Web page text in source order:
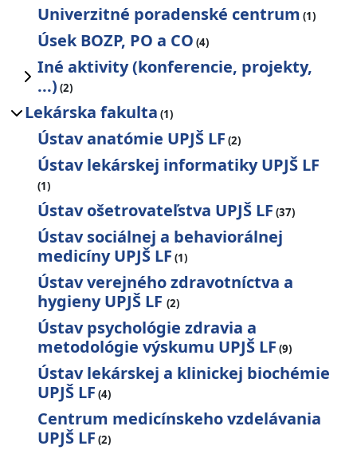
Univerzitné poradenské centrum (1)
Úsek BOZP, PO a CO (4)
Iné aktivity (konferencie, projekty,
...) (2)
Lekárska fakulta (1)
Ústav anatómie UPJŠ LF (2)
Ústav lekárskej informatiky UPJŠ LF
(1)
Ústav ošetrovateľstva UPJŠ LF (37)
Ústav sociálnej a behaviorálnej
medicíny UPJŠ LF (1)
Ústav verejného zdravotníctva a
hygieny UPJŠ LF (2)
Ústav psychológie zdravia a
metodológie výskumu UPJŠ LF (9)
Ústav lekárskej a klinickej biochémie
UPJŠ LF (4)
Centrum medicínskeho vzdelávania
UPJŠ LF (2)